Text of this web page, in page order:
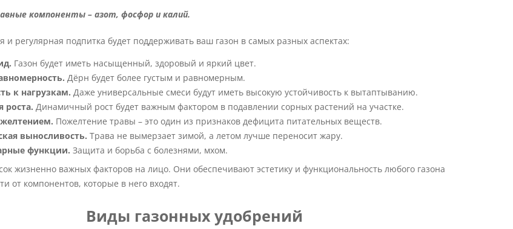
компоненты – азот, фосфор и калий.
и регулярная подпитка будет поддерживать ваш газон в самых разных аспектах:
Газон будет иметь насыщенный, здоровый и яркий цвет.
Дёрн будет более густым и равномерным.
к нагрузкам. Даже универсальные смеси будут иметь высокую устойчивость к вытаптыванию.
роста. Динамичный рост будет важным фактором в подавлении сорных растений на участке.
Пожелтение травы – это один из признаков дефицита питательных веществ.
выносливость. Трава не вымерзает зимой, а летом лучше переносит жару.
функции. Защита и борьба с болезнями, мхом.
жизненно важных факторов на лицо. Они обеспечивают эстетику и функциональность любого газона
от компонентов, которые в него входят.
Виды газонных удобрений